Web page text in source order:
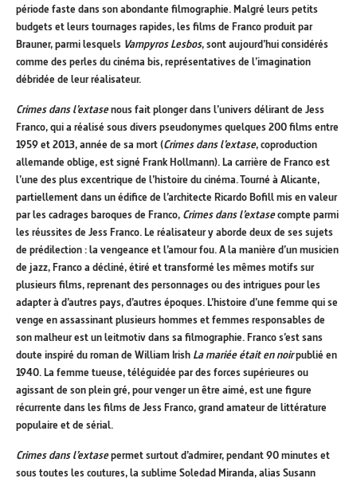
période faste dans son abondante filmographie. Malgré leurs petits
budgets et leurs tournages rapides, les films de Franco produit par
Brauner, parmi lesquels Vampyros Lesbos, sont aujourd’hui considérés
comme des perles du cinéma bis, représentatives de l’imagination
débridée de leur réalisateur.
Crimes dans l’extasenous fait plonger dans l’univers délirant de Jess
Franco, qui a réalisé sous divers pseudonymes quelques 200 films entre
1959 et 2013, année de sa mort (Crimes dans l’extase, coproduction
allemande oblige, est signé Frank Hollmann). La carrière de Franco est
l’une des plus excentrique de l’histoire du cinéma. Tourné à Alicante,
partiellement dans un édifice de l’architecte Ricardo Bofill mis en valeur
par les cadrages baroques de Franco, Crimes dans l’extasecompte parmi
les réussites de Jess Franco. Le réalisateur y aborde deux de ses sujets
de prédilection : la vengeance et l’amour fou. A la manière d’un musicien
de jazz, Franco a décliné, étiré et transformé les mêmes motifs sur
plusieurs films, reprenant des personnages ou des intrigues pour les
adapter à d’autres pays, d’autres époques. L’histoire d’une femme qui se
venge en assassinant plusieurs hommes et femmes responsables de
son malheur est un leitmotiv dans sa filmographie. Franco s’est sans
doute inspiré du roman de William Irish La mariée était en noirpublié en
1940. La femme tueuse, téléguidée par des forces supérieures ou
agissant de son plein gré, pour venger un être aimé, est une figure
récurrente dans les films de Jess Franco, grand amateur de littérature
populaire et de sérial.
Crimes dans l’extasepermet surtout d’admirer, pendant 90 minutes et
sous toutes les coutures, la sublime Soledad Miranda, alias Susann